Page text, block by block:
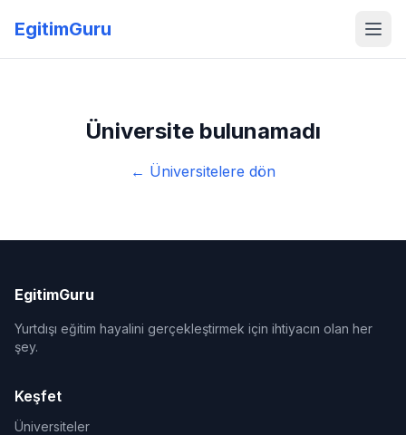
EgitimGuru
Üniversite bulunamadı
← Üniversitelere dön
EgitimGuru
Yurtdışı eğitim hayalini gerçekleştirmek için ihtiyacın olan her
şey.
Keşfet
Üniversiteler